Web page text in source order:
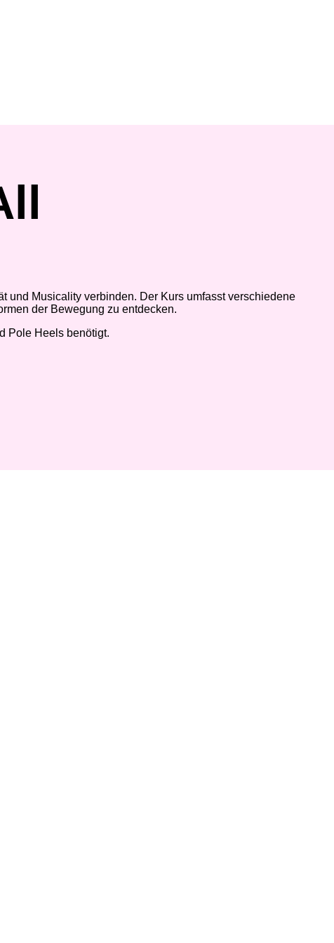
und Musicality verbinden. Der Kurs umfasst verschiedene
der Bewegung zu entdecken.
Pole Heels benötigt.